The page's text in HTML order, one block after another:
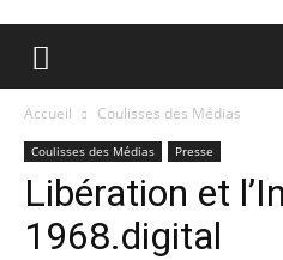
Accueil Coulisses des Médias
Coulisses des Médias Presse
Libération et
1968.digital